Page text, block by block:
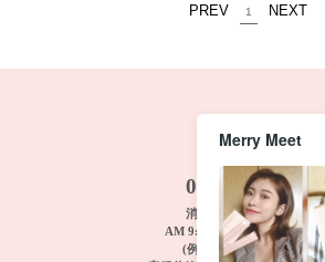
PREV 1 NEXT
0800-033-033
消費者服務: 週一~週五
AM 9:00~12:00 PM 1:00~6:00
(例假日及國定假期休息)
Merry Meet